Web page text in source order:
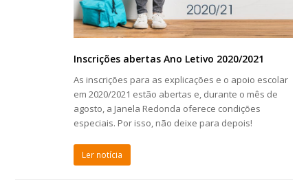
Inscrições abertas Ano Letivo 2020/2021
As inscrições para as explicações e o apoio escolar
em 2020/2021 estão abertas e, durante o mês de
agosto, a Janela Redonda oferece condições
especiais. Por isso, não deixe para depois!
Ler notícia